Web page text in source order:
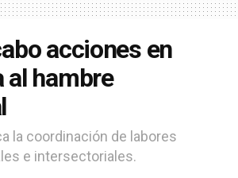
acciones en
al hambre
la coordinación de labores
e intersectoriales.